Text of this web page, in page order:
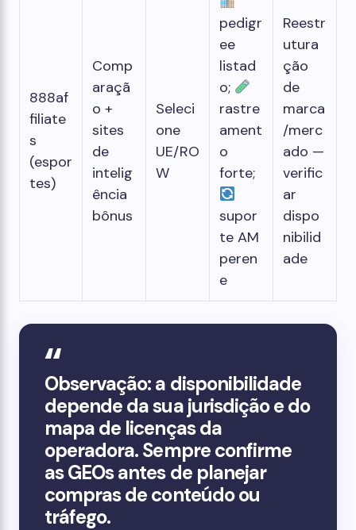
888af
filiate
s
(espor
tes)
Comp
araçã
o +
sites
de
intelig
ência
bônus
Seleci
one
UE/RO
W
pedigr
ee
listad
o;
rastre
ament
o
forte;
supor
te AM
peren
e
Reestr
utura
ção
de
marca
/merc
ado —
verific
ar
dispo
nibilid
ade
Observação: a disponibilidade
depende da sua jurisdição e do
mapa de licenças da
operadora. Sempre confirme
as GEOs antes de planejar
compras de conteúdo ou
tráfego.